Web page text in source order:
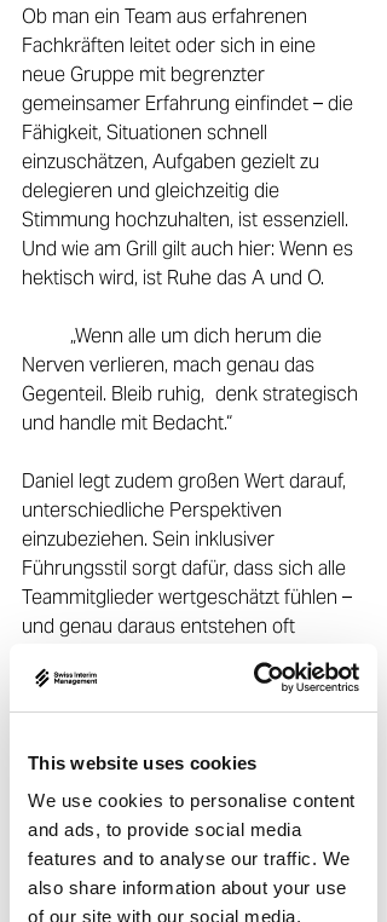
This website uses cookies
We use cookies to personalise content
and ads, to provide social media
features and to analyse our traffic. We
also share information about your use
of our site with our social media,
Ob man ein Team aus erfahrenen
Fachkräften leitet oder sich in eine
neue Gruppe mit begrenzter
gemeinsamer Erfahrung einfindet – die
Fähigkeit, Situationen schnell
einzuschätzen, Aufgaben gezielt zu
delegieren und gleichzeitig die
Stimmung hochzuhalten, ist essenziell.
Und wie am Grill gilt auch hier: Wenn es
hektisch wird, ist Ruhe das A und O.
Nerven verlieren, mach genau das
Gegenteil. Bleib ruhig, 	denk strategisch
und handle mit Bedacht.“
Daniel legt zudem großen Wert darauf,
unterschiedliche Perspektiven
einzubeziehen. Sein inklusiver
Führungsstil sorgt dafür, dass sich alle
Teammitglieder wertgeschätzt fühlen –
und genau daraus entstehen oft
echte Zusammenarbeit.
vieles stillschweigend – das macht die
			Zusammenarbeit
umso effizienter.“
Und wenn einmal nicht alles nach Plan
läuft, betrachtet Daniel Fehler als